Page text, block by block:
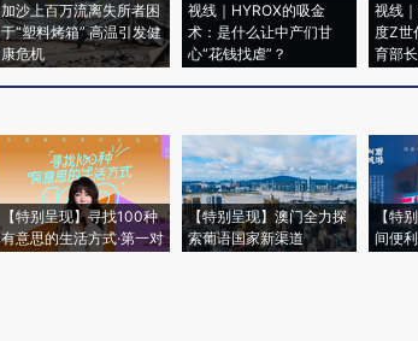
加沙上百万流离失所者困
于“塑料烤箱” 高温引发健
康危机
视线｜HYROX的吸金
术：是什么让中产们甘
心“花钱找虐”？
视线
度Z世
育部
【特别呈现】寻找100种
有意思的生活方式·第一对
【特别呈现】澳门全力探
索葡语国家新渠道
【特
间便